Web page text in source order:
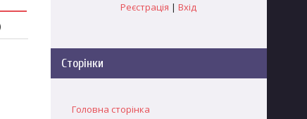
працівників
Реєстрація | Вхід
Сторінки
Головна сторінка